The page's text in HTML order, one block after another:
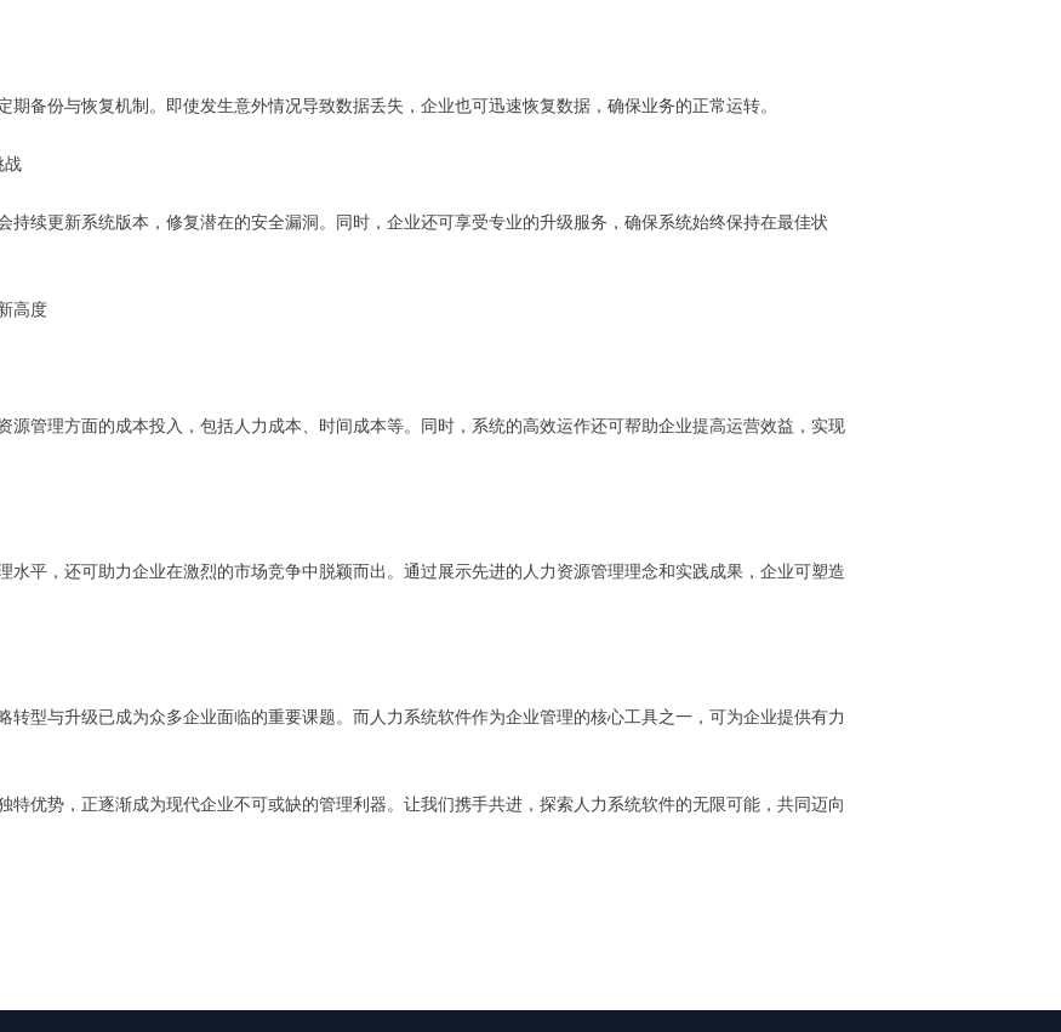
期备份与恢复机制。即使发生意外情况导致数据丢失，企业也可迅速恢复数据，确保业务的正常运转。
战
持续更新系统版本，修复潜在的安全漏洞。同时，企业还可享受专业的升级服务，确保系统始终保持在最佳状
高度
源管理方面的成本投入，包括人力成本、时间成本等。同时，系统的高效运作还可帮助企业提高运营效益，实现
水平，还可助力企业在激烈的市场竞争中脱颖而出。通过展示先进的人力资源管理理念和实践成果，企业可塑造
转型与升级已成为众多企业面临的重要课题。而人力系统软件作为企业管理的核心工具之一，可为企业提供有力
特优势，正逐渐成为现代企业不可或缺的管理利器。让我们携手共进，探索人力系统软件的无限可能，共同迈向